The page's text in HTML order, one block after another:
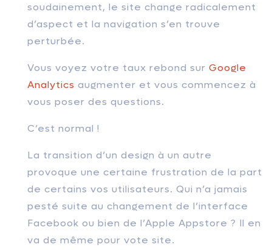
soudainement, le site change radicalement
d’aspect et la navigation s’en trouve
perturbée.
Vous voyez votre taux rebond sur Google
Analytics augmenter et vous commencez à
vous poser des questions.
C’est normal !
La transition d’un design à un autre
provoque une certaine frustration de la part
de certains vos utilisateurs. Qui n’a jamais
pesté suite au changement de l’interface
Facebook ou bien de l’Apple Appstore ? Il en
va de même pour vote site.